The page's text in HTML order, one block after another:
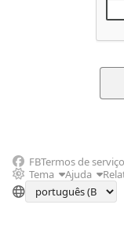
FBTermos de serviço
Tema
Ajuda